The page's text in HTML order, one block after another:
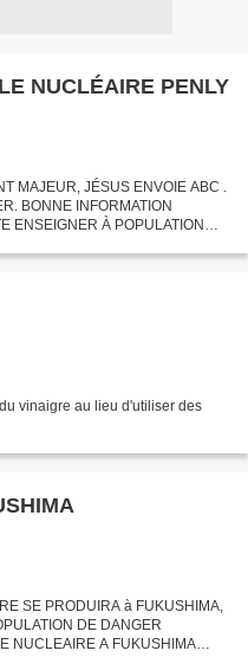
NUCLÉAIRE PENLY
MAJEUR, JÉSUS ENVOIE ABC .
BONNE INFORMATION
ENSEIGNER À POPULATION
vinaigre au lieu d'utiliser des
SE PRODUIRA à FUKUSHIMA,
DE DANGER
NUCLEAIRE A FUKUSHIMA